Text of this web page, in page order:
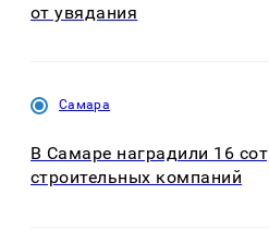
от увядания
Самара
В Самаре наградили 16
строительных компаний